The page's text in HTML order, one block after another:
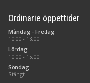
Ordinarie öppettider
Måndag - Fredag
10:00 - 18:00
Lördag
10:00 - 15:00
Söndag
Stängt